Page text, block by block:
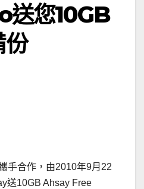
您10GB
份
手合作，由2010年9月22
送10GB Ahsay Free